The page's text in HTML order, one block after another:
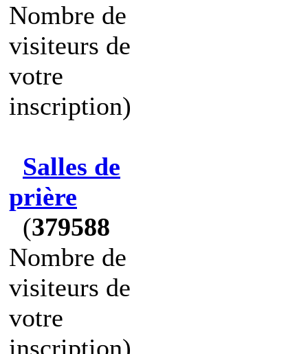
Nombre de
visiteurs de
votre
inscription)
Salles de
prière
(379588
Nombre de
visiteurs de
votre
inscription)